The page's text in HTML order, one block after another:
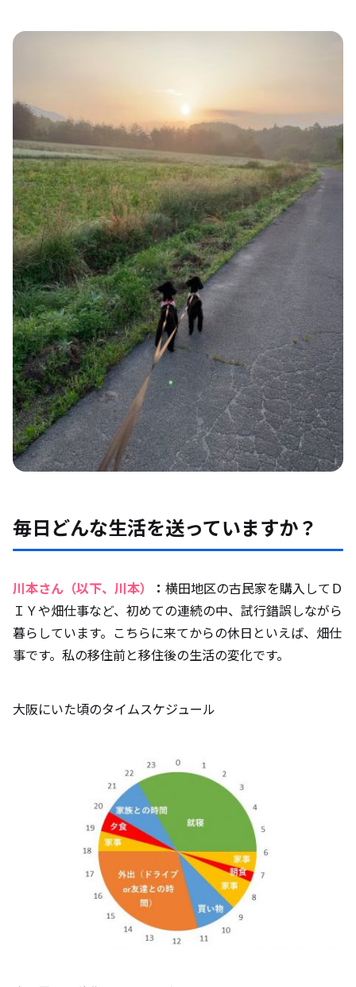
毎日どんな生活を送っていますか？
川本さん（以下、川本） ： 横田地区の古民家を購入してＤ
ＩＹや畑仕事など、初めての連続の中、試行錯誤しながら
暮らしています。こちらに来てからの休日といえば、畑仕
事です。私の移住前と移住後の生活の変化です。
大阪にいた頃のタイムスケジュール